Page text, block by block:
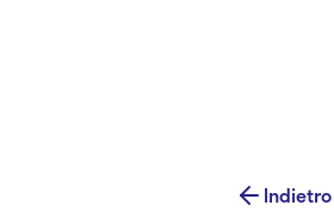
Indietro